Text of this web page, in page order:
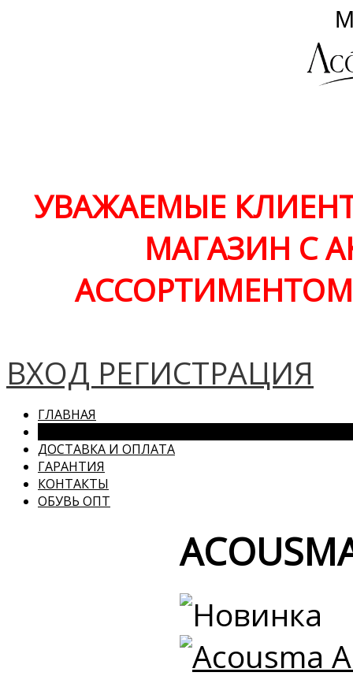
УВАЖАЕМЫЕ
МАГАЗИН С
ВХОД РЕГИСТРАЦИЯ
ГЛАВНАЯ
ДОСТАВКА И ОПЛАТА
ГАРАНТИЯ
КОНТАКТЫ
ОБУВЬ ОПТ